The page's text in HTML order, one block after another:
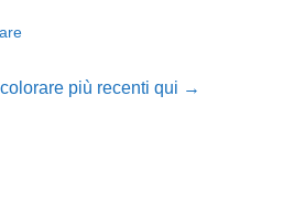
più recenti qui →